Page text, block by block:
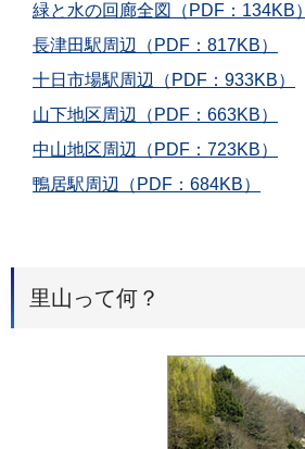
緑と水の回廊全図（PDF：134KB）
長津田駅周辺（PDF：817KB）
十日市場駅周辺（PDF：933KB）
山下地区周辺（PDF：663KB）
中山地区周辺（PDF：723KB）
鴨居駅周辺（PDF：684KB）
里山って何？